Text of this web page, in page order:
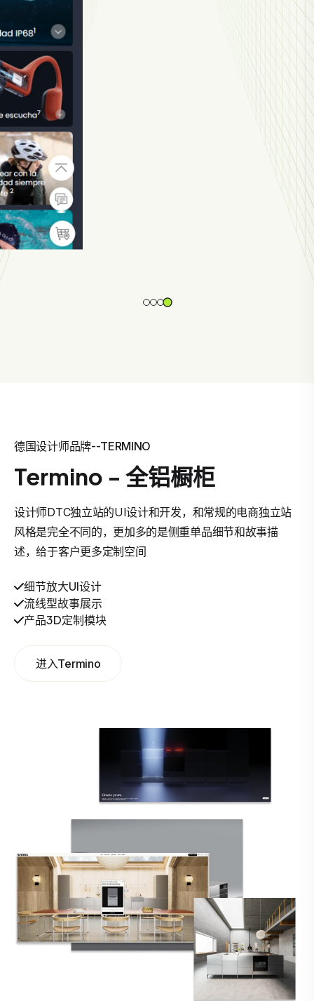
德国设计师品牌--TERMINO
Termino - 全铝橱柜
设计师DTC独立站的UI设计和开发，和常规的电商独立站
风格是完全不同的，更加多的是侧重单品细节和故事描
述，给于客户更多定制空间
细节放大UI设计
流线型故事展示
产品3D定制模块
进入Termino